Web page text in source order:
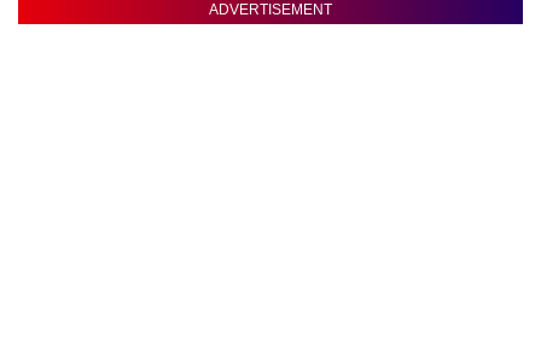
ADVERTISEMENT